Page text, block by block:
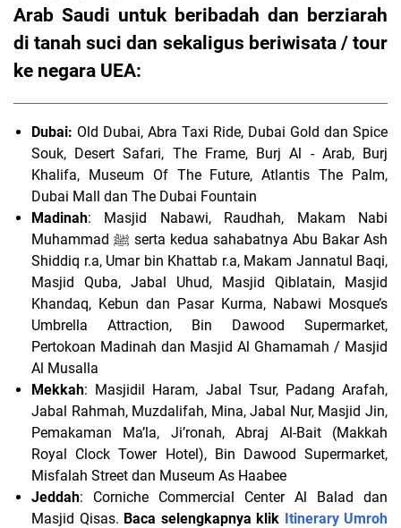
Arab Saudi untuk beribadah dan berziarah
di tanah suci dan sekaligus beriwisata / tour
ke negara UEA:
Dubai: Old Dubai, Abra Taxi Ride, Dubai Gold dan Spice
Souk, Desert Safari, The Frame, Burj Al - Arab, Burj
Khalifa, Museum Of The Future, Atlantis The Palm,
Dubai Mall dan The Dubai Fountain
Madinah: Masjid Nabawi, Raudhah, Makam Nabi
Muhammad ﷺ serta kedua sahabatnya Abu Bakar Ash
Shiddiq r.a, Umar bin Khattab r.a, Makam Jannatul Baqi,
Masjid Quba, Jabal Uhud, Masjid Qiblatain, Masjid
Khandaq, Kebun dan Pasar Kurma, Nabawi Mosque’s
Umbrella Attraction, Bin Dawood Supermarket,
Pertokoan Madinah dan Masjid Al Ghamamah / Masjid
Al Musalla
Mekkah: Masjidil Haram, Jabal Tsur, Padang Arafah,
Jabal Rahmah, Muzdalifah, Mina, Jabal Nur, Masjid Jin,
Pemakaman Ma’la, Ji’ronah, Abraj Al-Bait (Makkah
Royal Clock Tower Hotel), Bin Dawood Supermarket,
Misfalah Street dan Museum As Haabee
Jeddah: Corniche Commercial Center Al Balad dan
Masjid Qisas. Baca selengkapnya klik Itinerary Umroh